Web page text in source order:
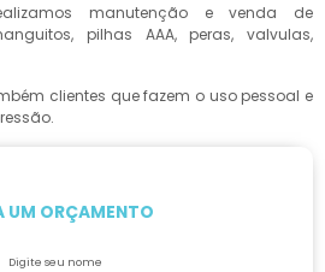
manutenção e venda de
pilhas AAA, peras, valvulas,
clientes que fazem o uso pessoal e
UM ORÇAMENTO
Digite seu nome